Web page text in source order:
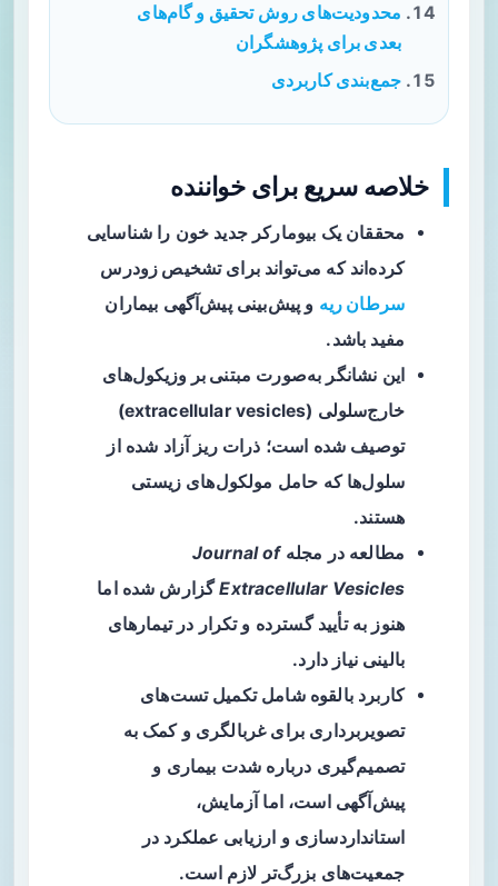
محدودیت‌های روش تحقیق و گام‌های
بعدی برای پژوهشگران
جمع‌بندی کاربردی
خلاصه سریع برای خواننده
محققان یک بیومارکر جدید خون را شناسایی
کرده‌اند که می‌تواند برایتشخیص زودرس
سرطان ریه و پیش‌بینی پیش‌آگهی بیماران
مفید باشد.
این نشانگر به‌صورت مبتنی بر وزیکول‌های
خارج‌سلولی
(extracellular vesicles)
توصیف شده است؛ ذرات ریز آزاد شده از
سلول‌ها که حامل مولکول‌های زیستی
هستند.
مطالعه در مجلهJournal of
Extracellular Vesiclesگزارش شده اما
هنوز به تأیید گسترده و تکرار در تیمارهای
بالینی نیاز دارد.
کاربرد بالقوه شامل تکمیل تست‌های
تصویربرداری برای غربالگری و کمک به
تصمیم‌گیری درباره شدت بیماری و
پیش‌آگهی است، اما آزمایش،
استانداردسازی و ارزیابی عملکرد در
جمعیت‌های بزرگ‌تر لازم است.